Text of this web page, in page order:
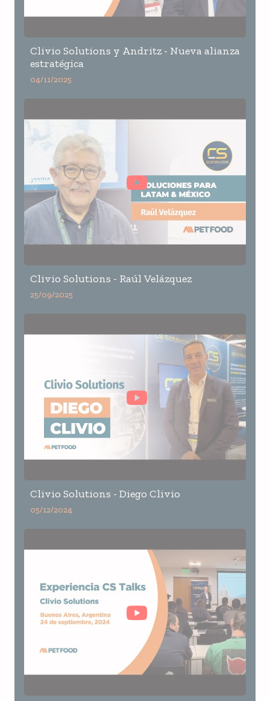
Clivio Solutions y Andritz - Nueva alianza
estratégica
04/11/2025
Clivio Solutions - Raúl Velázquez
25/09/2025
Clivio Solutions - Diego Clivio
05/12/2024